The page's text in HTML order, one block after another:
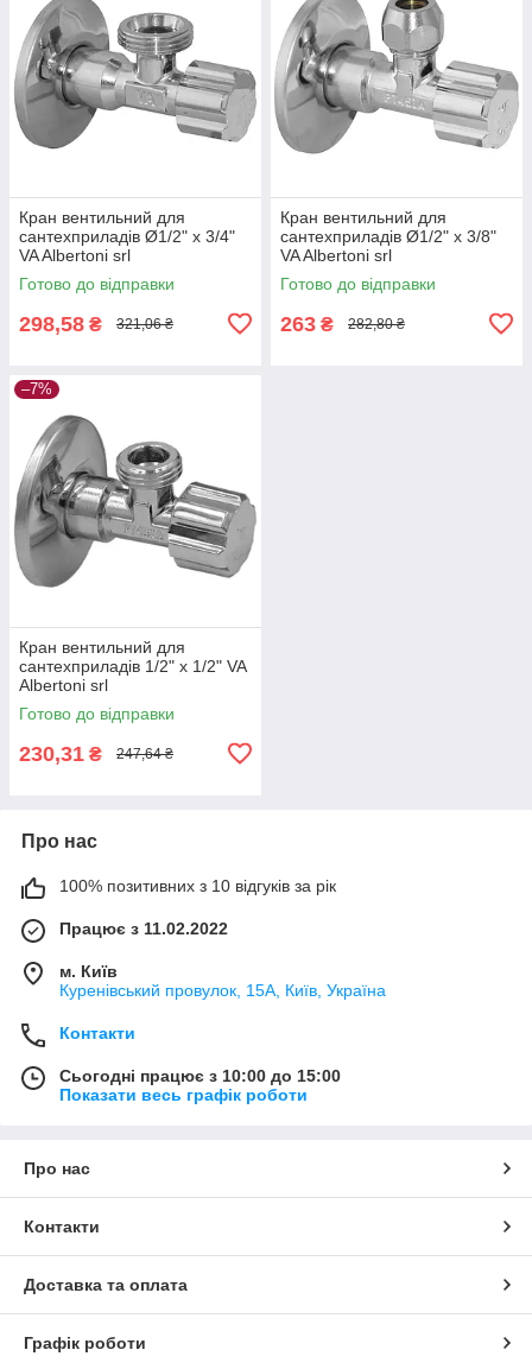
Кран вентильний для
сантехприладів Ø1/2" х 3/4"
VA Albertoni srl
Готово до відправки
298,58 ₴ 321,06 ₴
Кран вентильний для
сантехприладів Ø1/2" х 3/8"
VA Albertoni srl
Готово до відправки
263 ₴ 282,80 ₴
–7%
Кран вентильний для
сантехприладів 1/2" х 1/2" VA
Albertoni srl
Готово до відправки
230,31 ₴ 247,64 ₴
Про нас
100% позитивних з 10 відгуків за рік
Працює з 11.02.2022
м. Київ
Куренівський провулок, 15А, Київ, Україна
Контакти
Сьогодні працює з 10:00 до 15:00
Показати весь графік роботи
Про нас
Контакти
Доставка та оплата
Графік роботи